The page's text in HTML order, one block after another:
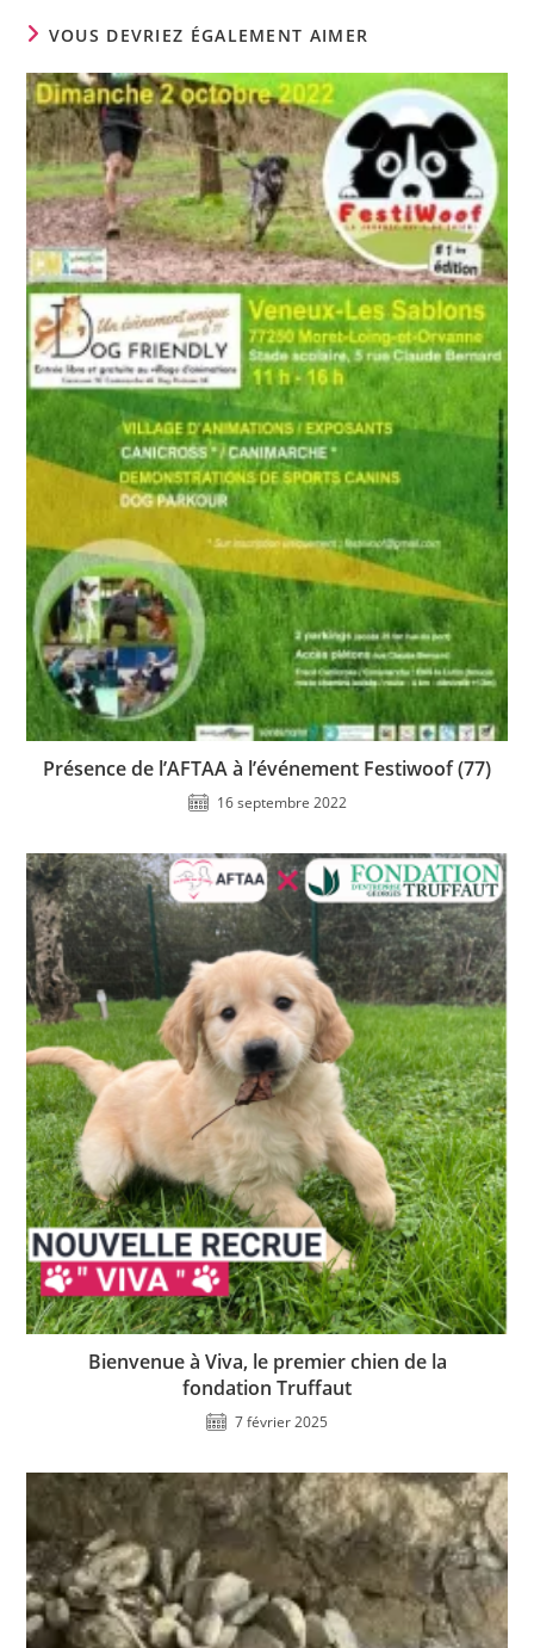
VOUS DEVRIEZ ÉGALEMENT AIMER
Présence de l’AFTAA à l’événement Festiwoof (77)
16 septembre 2022
Bienvenue à Viva, le premier chien de la
fondation Truffaut
7 février 2025